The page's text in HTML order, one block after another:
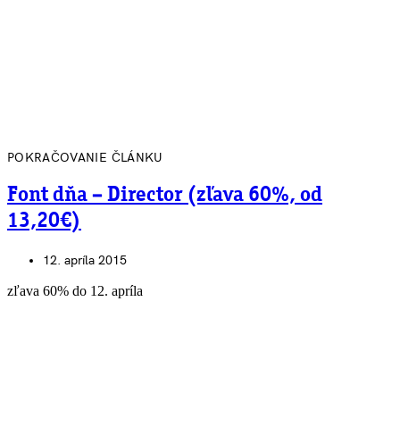
POKRAČOVANIE ČLÁNKU
Font dňa – Director (zľava 60%, od
13,20€)
12. apríla 2015
zľava 60% do 12. apríla